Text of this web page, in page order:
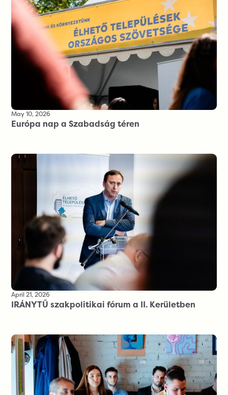
May 10, 2026
Európa nap a Szabadság téren
April 21, 2026
IRÁNYTŰ szakpolitikai fórum a II. Kerületben